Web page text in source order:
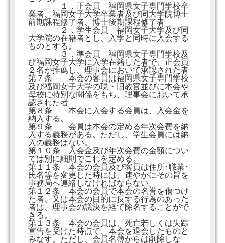
１．正会員 福岡県女子専門学校卒
業者、福岡女子大学卒業者及び同大学院博士
前期課程修了者、博士後期課程修了者
２．学生会員 福岡女子大学及び同
大学院の在籍者とし、入学と同時に入会する
ものとする。
３．準会員 福岡県女子専門学校及
び福岡女子大学に入学在籍した者で、正会員
２名が推薦し、理事会において承認された者
第７条 本会の客員は福岡県女子専門学校
及び福岡女子大学の現・旧教官並びに本会や
母校に特別な関係をもち、理事会において承
認された者
第８条 本会に入会する会員は、入会金を
納入する。
第９条 会員は本会の定める年次会費を納
入する義務がある。ただし、学生会員には納
入の義務はない。
第１０条 入会金及び年次会費の金額につい
ては別に細則でこれを定める。
第１１条 本会の会員及び客員は住所･職業･
氏名等を変更した時には、速やかにその旨を
事務局へ連絡しなければならない。
第１２条 本会の会員で本会の名誉を傷つけ
た者、又は本会の目的に反する行為のあった
者は、理事会の議決を経て除名することがで
きる。
第１３条 本会の会員は、死亡若しくは失踪
宣告を受けた時点で、本会を退会したものと
みなす。ただし、会員名簿からは削除しな